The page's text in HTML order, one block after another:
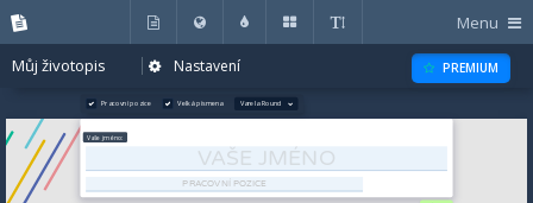
Pracovní pozice Velká písmena Varela Round
PREMIUM
Můj životopis Nastavení
Menu